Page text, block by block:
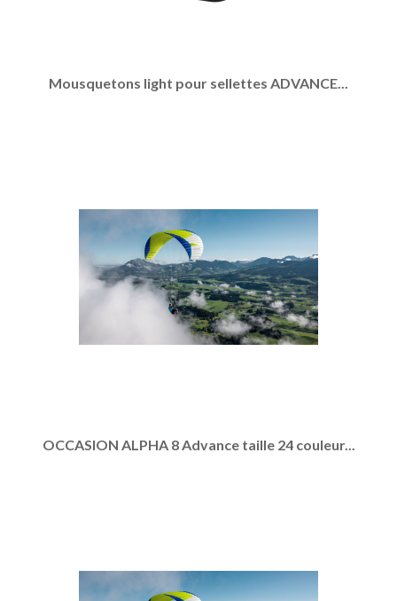
Mousquetons light pour sellettes ADVANCE...
OCCASION ALPHA 8 Advance taille 24 couleur...